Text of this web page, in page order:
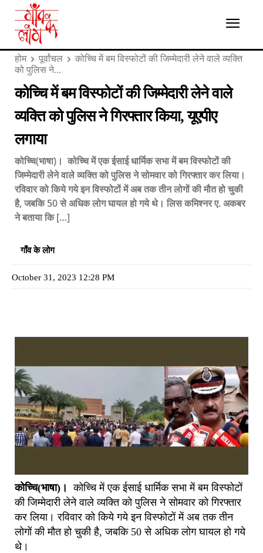
होम पूर्वांचल
कोच्चि में बम विस्फोटों की जिम्मेदारी लेने वाले व्यक्ति
को पुलिस ने...
कोच्चि में बम विस्फोटों की जिम्मेदारी लेने वाले
व्यक्ति को पुलिस ने गिरफ्तार किया, यूएपीए
लगाया
कोच्चि(भाषा)। कोच्चि में एक ईसाई धार्मिक सभा में बम विस्फोटों की
जिम्मेदारी लेने वाले व्यक्ति को पुलिस ने सोमवार को गिरफ्तार कर लिया।
रविवार को किये गये इन विस्फोटों में अब तक तीन लोगों की मौत हो चुकी
है, जबकि 50 से अधिक लोग घायल हो गये थे। लिस कमिश्नर ए. अकबर
ने बताया कि […]
गाँव के लोग
October 31, 2023 12:28 PM
कोच्चि(भाषा)। कोच्चि में एक ईसाई धार्मिक सभा में बम विस्फोटों
की जिम्मेदारी लेने वाले व्यक्ति को पुलिस ने सोमवार को गिरफ्तार
कर लिया। रविवार को किये गये इन विस्फोटों में अब तक तीन
लोगों की मौत हो चुकी है, जबकि 50 से अधिक लोग घायल हो गये
थे।